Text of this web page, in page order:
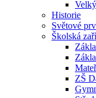
Historie
Světové
Školská
ZŠ